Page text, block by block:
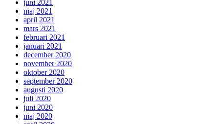
juni 2021
maj 2021
april 2021
mars 2021
februari 2021
januari 2021
december 2020
november 2020
oktober 2020
september 2020
augusti 2020
juli 2020
juni 2020
maj 2020